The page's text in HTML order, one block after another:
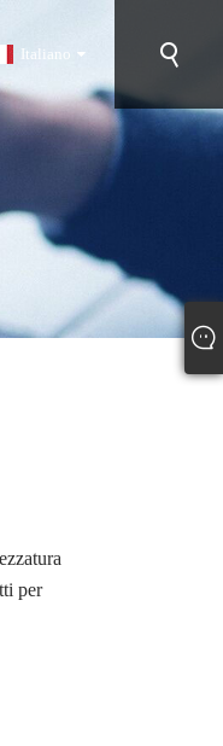
Italiano
per